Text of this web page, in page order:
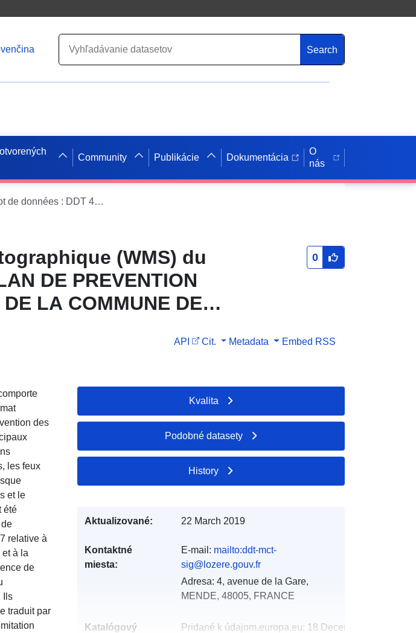
Search
Community Publikácie Dokumentácia
O
nás
Service de visualisation cartographique (WMS) du lot de données : DDT 48 - PLAN DE PREVENTION DES RISQUES INONDATION DE LA COMMUNE DE LA CANOURGUE
(WMS) du
DE PREVENTION
LA COMMUNE DE
0
API Cit. Metadata Embed RSS
des
les feux
et le
été
relative à
à la
de
Ils
traduit par
Kvalita
Podobné datasety
History
Aktualizované: 22 March 2019
Kontaktné
miesta:
E-mail: mailto:ddt-mct-
sig@lozere.gouv.fr
Adresa: 4, avenue de la Gare,
MENDE, 48005, FRANCE
Katalógový
Pridané k údajom.europa.eu: 18 December